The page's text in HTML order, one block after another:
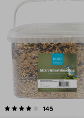
145recensioner
4.5 av 5 stjärnor